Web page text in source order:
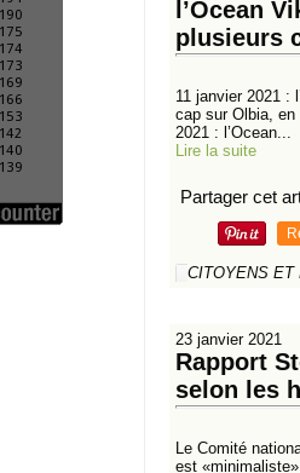
l’Ocean
plusieurs
11 janvier 2021 :
cap sur Olbia, en
2021 : l’Ocean...
Lire la suite
Partager cet
CITOYENS ET
23 janvier 2021
Rapport
selon les
Le Comité
est